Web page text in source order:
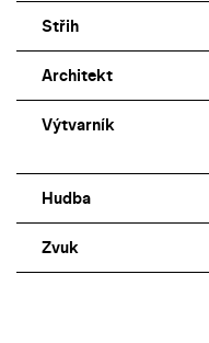
Střih
Architekt
Výtvarník
Hudba
Zvuk